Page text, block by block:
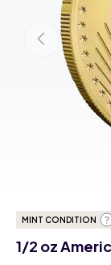
MINT CONDITION
1/2 oz